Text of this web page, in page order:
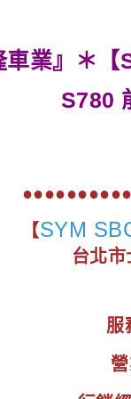
車業』＊
S780
【SYM
台北
服